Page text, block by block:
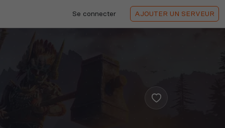
Se connecter AJOUTER UN SERVEUR